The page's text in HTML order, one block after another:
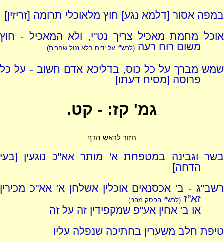
במפה אסור [דלמא נגע] חוץ מלאוכלי תרומה [זריזין]
אוכל מחמת מאכיל צריך נט"י, ולא המאכיל - חוץ
משום רוח רעה(לרש"י על ידים בלא נטל שחרית)
שמש מברך על כל כוס, בדליכא אדם חשוב - על כל
פרוסה [מסיח דעתו]
גמ' קז: - קט.
חזור לראש הדף
בשר וגבינה במטפחת א' מותר אא"כ נוגעין [בעי
הדחה]
רשב"ג - ב' אכסנאים אוכלין אשלחן א' אא"כ מכירין
זא"ז(לרש"י הפסק מהני)
או ב' אחין אע"פ שמקפידין זה על זה
טיפת חלב משערין בחתיכה שנפלה עליו